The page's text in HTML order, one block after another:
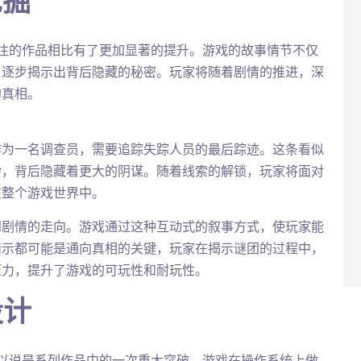
作品相比有了更加显著的提升。游戏的故事情节不仅
步揭示出背后隐藏的秘密。玩家将随着剧情的推进，深
相。
一名调查员，需要追踪失踪人员的最后踪迹。这条看似
背后隐藏着更大的阴谋。随着线索的解锁，玩家将面对
个游戏世界中。
情的走向。游戏通过这种互动式的叙事方式，使玩家能
都可能是通向真相的关键，玩家在揭示谜团的过程中，
，提升了游戏的可玩性和耐玩性。